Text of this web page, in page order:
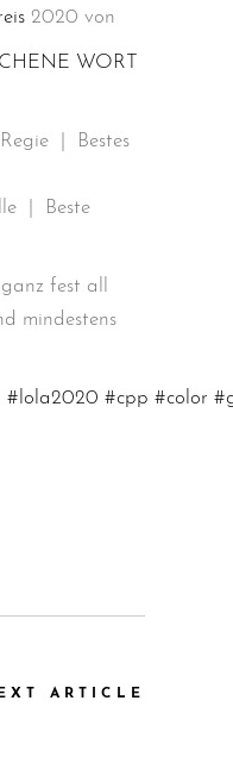
2020 von
WORT
| Bestes
| Beste
fest all
mindestens
# lola2020 #cpp #color #
ARTICLE